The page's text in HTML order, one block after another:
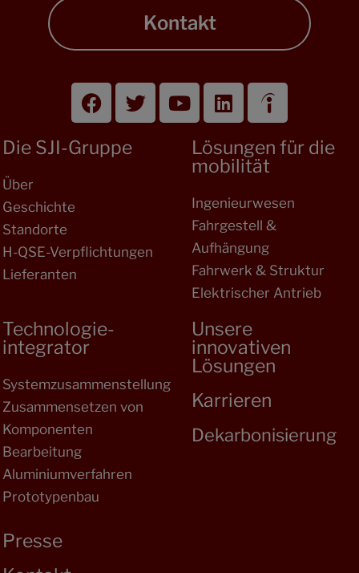
Kontakt
Die SJI-Gruppe
Über
Geschichte
Standorte
H-QSE-Verpflichtungen
Lieferanten
Lösungen für die
mobilität
Ingenieurwesen
Fahrgestell &
Aufhängung
Fahrwerk & Struktur
Elektrischer Antrieb
Technologie-
integrator
Systemzusammenstellung
Zusammensetzen von
Komponenten
Bearbeitung
Aluminiumverfahren
Prototypenbau
Unsere
innovativen
Lösungen
Karrieren
Dekarbonisierung
Presse